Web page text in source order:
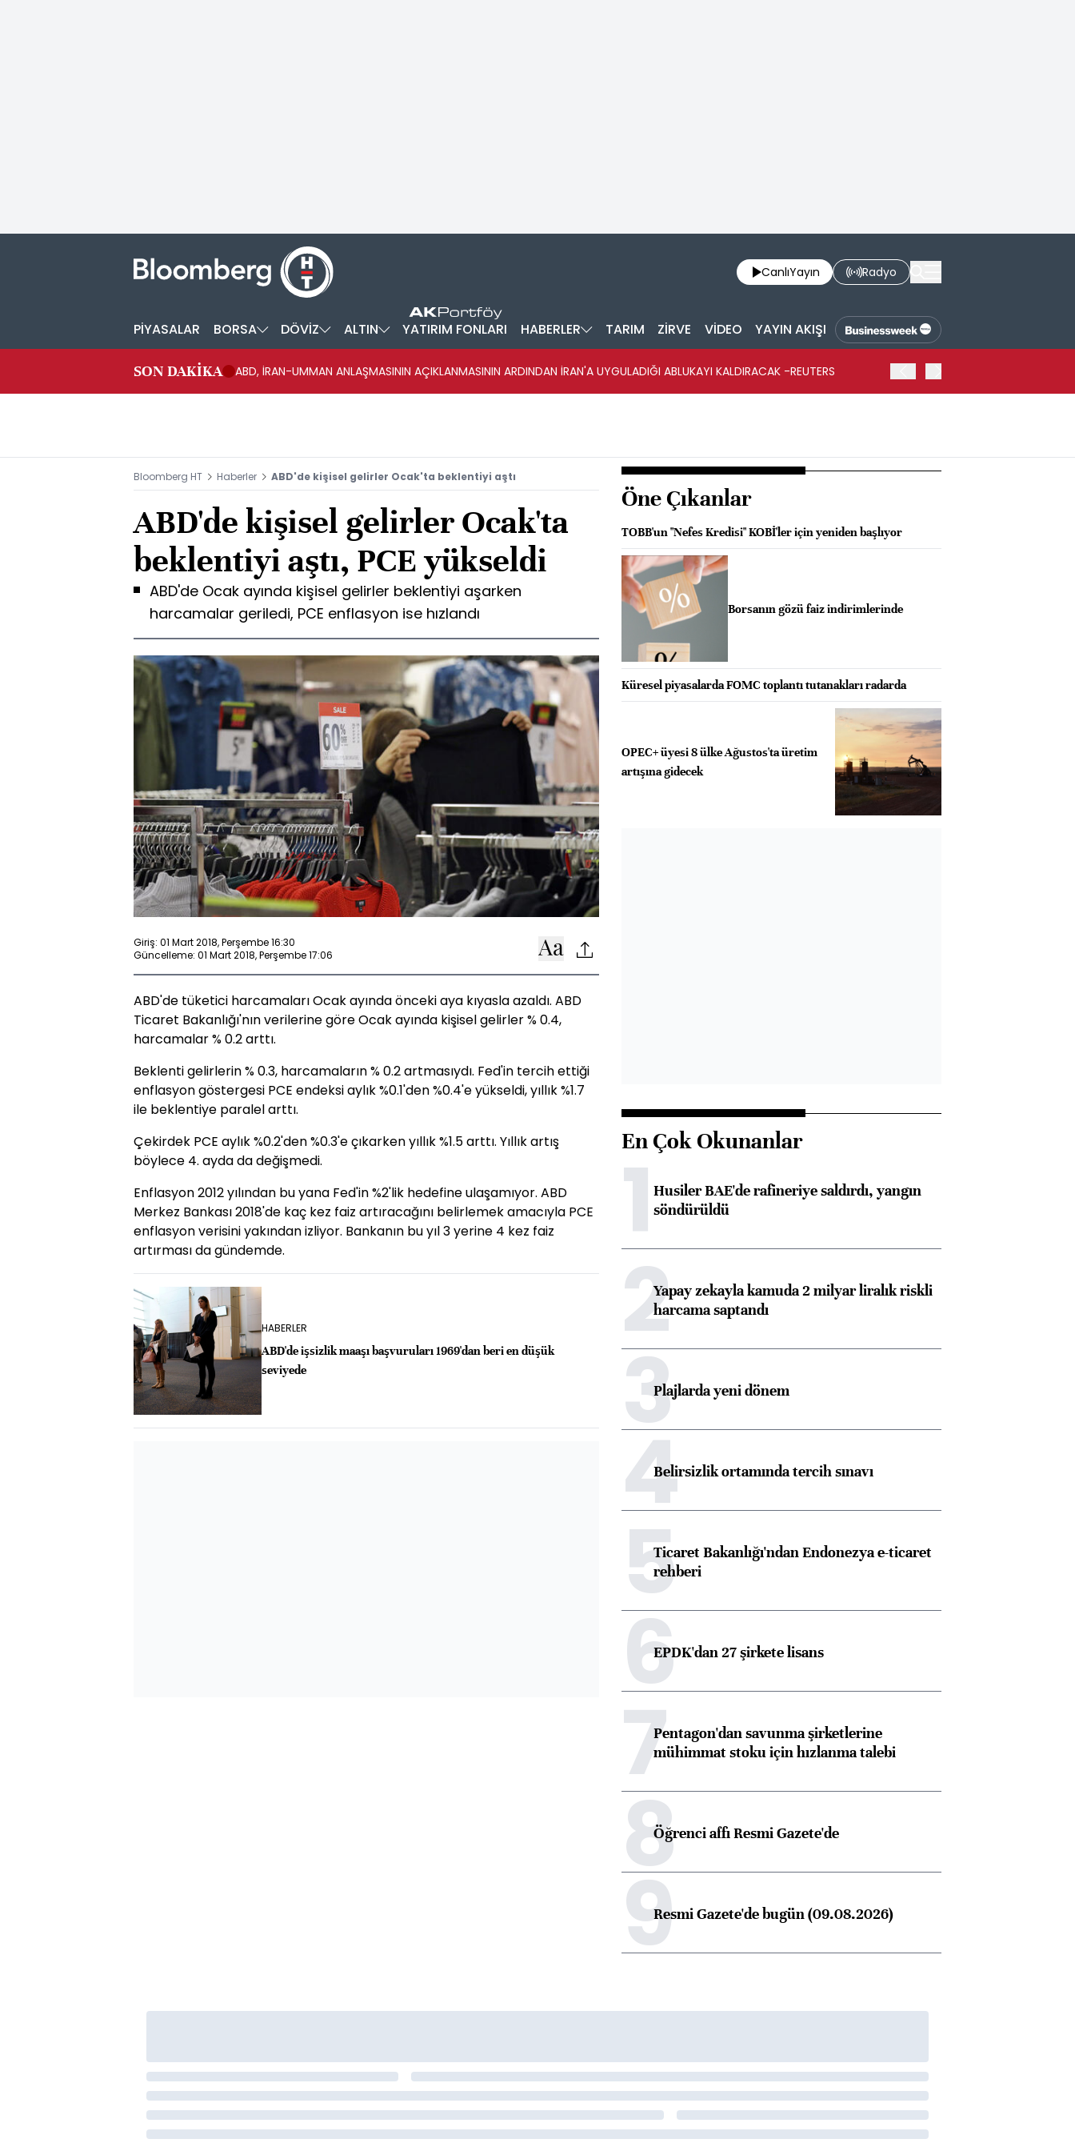
CanlıYayın Radyo
PİYASALAR BORSA DÖVİZ ALTIN YATIRIM FONLARI HABERLER TARIM ZİRVE VİDEO YAYIN AKIŞI
SON DAKİKA ABD, İRAN-UMMAN ANLAŞMASININ AÇIKLANMASININ ARDINDAN İRAN'A UYGULADIĞI ABLUKAYI KALDIRACAK -REUTERS
Bloomberg HT Haberler ABD'de kişisel gelirler Ocak'ta beklentiyi aştı
ABD'de kişisel gelirler Ocak'ta
beklentiyi aştı, PCE yükseldi
ABD'de Ocak ayında kişisel gelirler beklentiyi aşarken
harcamalar geriledi, PCE enflasyon ise hızlandı
Giriş: 01 Mart 2018, Perşembe 16:30
Güncelleme: 01 Mart 2018, Perşembe 17:06
ABD'de tüketici harcamaları Ocak ayında önceki aya kıyasla azaldı. ABD
Ticaret Bakanlığı'nın verilerine göre Ocak ayında kişisel gelirler % 0.4,
harcamalar % 0.2 arttı.
Beklenti gelirlerin % 0.3, harcamaların % 0.2 artmasıydı. Fed'in tercih ettiği
enflasyon göstergesi PCE endeksi aylık %0.1'den %0.4'e yükseldi, yıllık %1.7
ile beklentiye paralel arttı.
Çekirdek PCE aylık %0.2'den %0.3'e çıkarken yıllık %1.5 arttı. Yıllık artış
böylece 4. ayda da değişmedi.
Enflasyon 2012 yılından bu yana Fed'in %2'lik hedefine ulaşamıyor. ABD
Merkez Bankası 2018'de kaç kez faiz artıracağını belirlemek amacıyla PCE
enflasyon verisini yakından izliyor. Bankanın bu yıl 3 yerine 4 kez faiz
artırması da gündemde.
HABERLER
ABD'de işsizlik maaşı başvuruları 1969'dan beri en düşük
seviyede
Öne Çıkanlar
TOBB'un "Nefes Kredisi" KOBİ'ler için yeniden başlıyor
Borsanın gözü faiz indirimlerinde
Küresel piyasalarda FOMC toplantı tutanakları radarda
OPEC+ üyesi 8 ülke Ağustos'ta üretim
artışına gidecek
En Çok Okunanlar
1Husiler BAE'de rafineriye saldırdı, yangın
söndürüldü
2Yapay zekayla kamuda 2 milyar liralık riskli
harcama saptandı
3Plajlarda yeni dönem
4Belirsizlik ortamında tercih sınavı
5Ticaret Bakanlığı'ndan Endonezya e-ticaret
rehberi
6EPDK'dan 27 şirkete lisans
7Pentagon'dan savunma şirketlerine
mühimmat stoku için hızlanma talebi
8Öğrenci affı Resmi Gazete'de
9Resmi Gazete'de bugün (09.08.2026)